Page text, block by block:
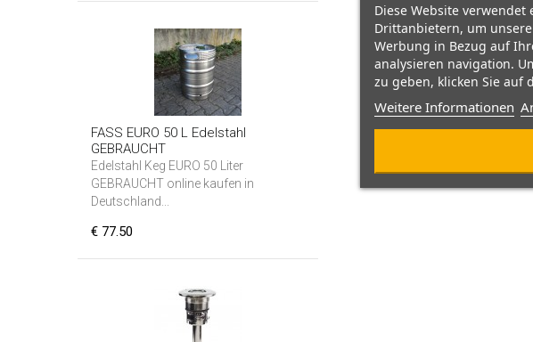
FASS EURO 50 L Edelstahl
GEBRAUCHT
Edelstahl Keg EURO 50 Liter
GEBRAUCHT online kaufen in
Deutschland...
€ 77.50
Diese Website verwendet
Drittanbietern, um
Werbung in Bezug auf
analysieren navigation.
zu geben, klicken Sie auf
Weitere Informationen